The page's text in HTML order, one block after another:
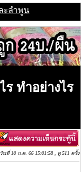
ะลำพูน
ทำอย่างไร
วันที่ 10 ก.ค. 66 15:01:58 , ดู 511 ครั้ง